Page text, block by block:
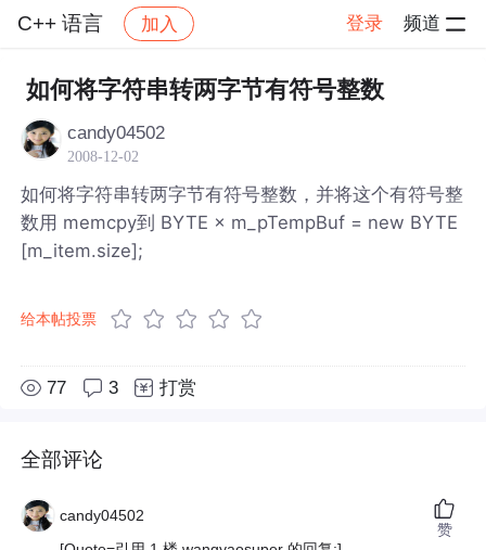
C++ 语言 加入 登录 频道
社区 C++ 语言 帖子详情
如何将字符串转两字节有符号整数
candy04502
2008-12-02
如何将字符串转两字节有符号整数，并将这个有符号整
数用 memcpy到 BYTE × m_pTempBuf = new BYTE
[m_item.size];
给本帖投票
77 3 打赏
全部评论
candy04502
赞